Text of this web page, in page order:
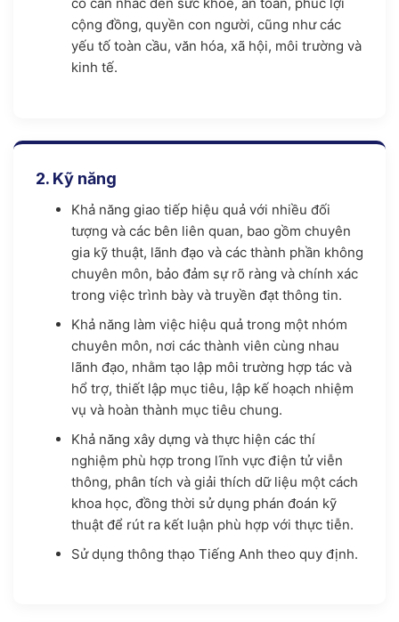
có cân nhắc đến sức khỏe, an toàn, phúc lợi
cộng đồng, quyền con người, cũng như các
yếu tố toàn cầu, văn hóa, xã hội, môi trường và
kinh tế.
2. Kỹ năng
Khả năng giao tiếp hiệu quả với nhiều đối
tượng và các bên liên quan, bao gồm chuyên
gia kỹ thuật, lãnh đạo và các thành phần không
chuyên môn, bảo đảm sự rõ ràng và chính xác
trong việc trình bày và truyền đạt thông tin.
Khả năng làm việc hiệu quả trong một nhóm
chuyên môn, nơi các thành viên cùng nhau
lãnh đạo, nhằm tạo lập môi trường hợp tác và
hổ trợ, thiết lập mục tiêu, lập kế hoạch nhiệm
vụ và hoàn thành mục tiêu chung.
Khả năng xây dựng và thực hiện các thí
nghiệm phù hợp trong lĩnh vực điện tử viễn
thông, phân tích và giải thích dữ liệu một cách
khoa học, đồng thời sử dụng phán đoán kỹ
thuật để rút ra kết luận phù hợp với thực tiễn.
Sử dụng thông thạo Tiếng Anh theo quy định.